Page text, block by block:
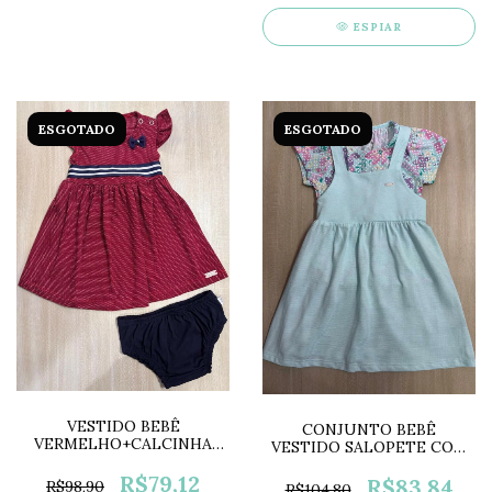
ESPIAR
ESGOTADO
VESTIDO BEBÊ
VERMELHO+CALCINHA
R$98,90
R$79,12
ESGOTADO
CONJUNTO BEBÊ
VESTIDO SALOPETE COM